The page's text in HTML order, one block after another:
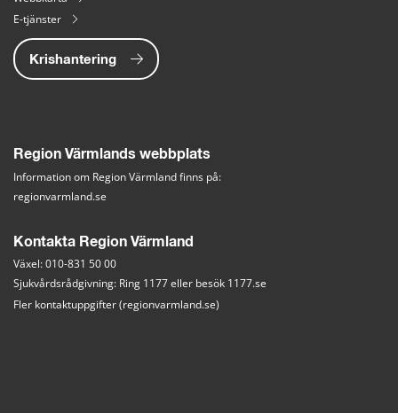
E-tjänster
Krishantering
Region Värmlands webbplats
Information om Region Värmland finns på:
regionvarmland.se
Kontakta Region Värmland
Växel: 010-831 50 00
Sjukvårdsrådgivning: Ring 1177 eller besök 1177.se
Fler kontaktuppgifter (regionvarmland.se)